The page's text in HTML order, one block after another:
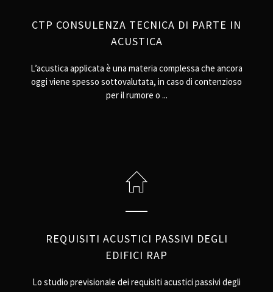
CTP CONSULENZA TECNICA DI PARTE IN
ACUSTICA
L’acustica applicata è una materia complessa che ancora
oggi viene spesso sottovalutata, in caso di contenzioso
per il rumore o ...
REQUISITI ACUSTICI PASSIVI DEGLI
EDIFICI RAP
Lo studio previsionale dei requisiti acustici passivi degli